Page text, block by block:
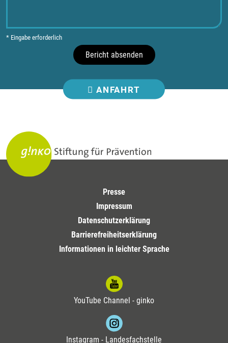
* Eingabe erforderlich
Bericht absenden
ANFAHRT
Presse
Impressum
Datenschutzerklärung
Barrierefreiheitserklärung
Informationen in leichter Sprache
YouTube Channel - ginko
Instagram - Landesfachstelle